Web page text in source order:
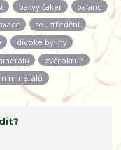
barvy čaker
balanc
soustředění
divoke byliny
zvěrokruh
minerálů